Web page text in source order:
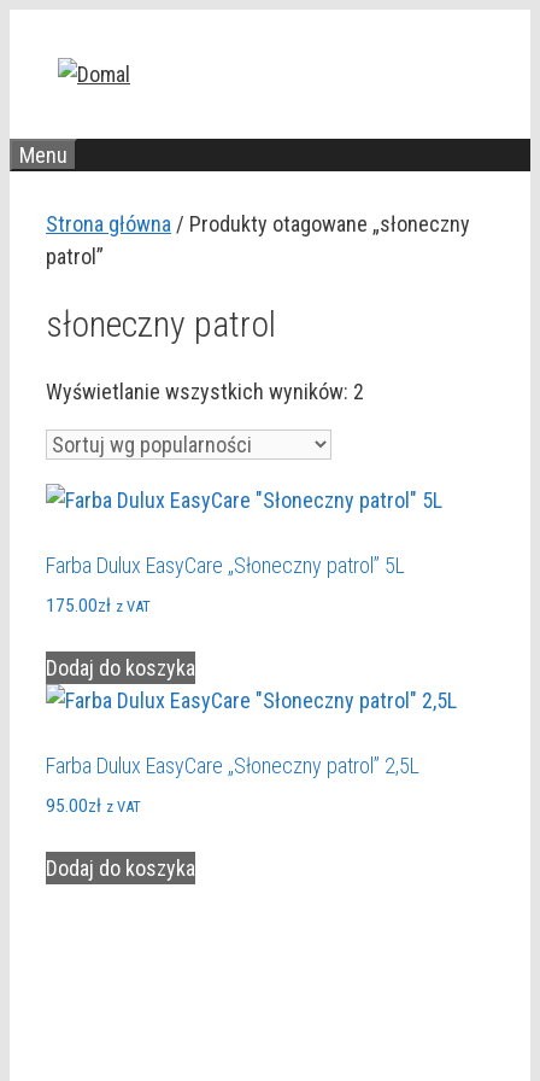
Menu
Strona główna / Produkty otagowane „słoneczny
patrol”
słoneczny patrol
Wyświetlanie wszystkich wyników: 2
Farba Dulux EasyCare „Słoneczny patrol” 5L
175.00zł z VAT
Dodaj do koszyka
Farba Dulux EasyCare „Słoneczny patrol” 2,5L
95.00zł z VAT
Dodaj do koszyka